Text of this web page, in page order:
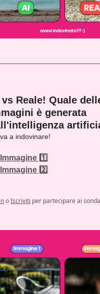
vs Reale! Quale
è generata
a indovinare!
Immagine 1️⃣
Immagine 2️⃣
oIscriviti per partecipare ai